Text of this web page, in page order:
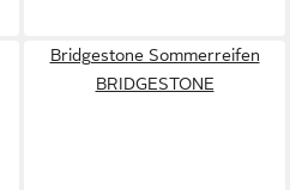
Bridgestone Sommerreifen
BRIDGESTONE